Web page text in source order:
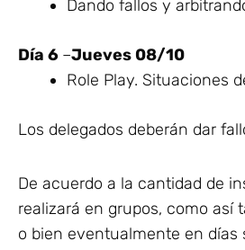
Dando fallos y
Día 6 –Jueves 08/10
Role Play. Situaciones
Los delegados deberán dar
De acuerdo a la cantidad de
realizará en grupos, como así
o bien eventualmente en días